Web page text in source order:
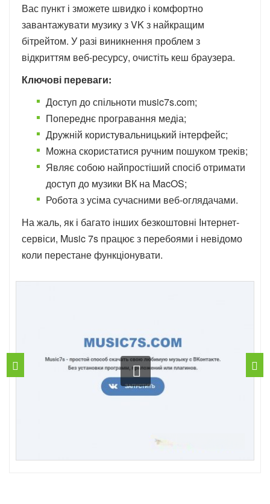
Вас пункт і зможете швидко і комфортно
завантажувати музику з VK з найкращим
бітрейтом. У разі виникнення проблем з
відкриттям веб-ресурсу, очистіть кеш браузера.
Ключові переваги:
Доступ до спільноти music7s.com;
Попереднє програвання медіа;
Дружній користувальницький інтерфейс;
Можна скористатися ручним пошуком треків;
Являє собою найпростіший спосіб отримати
доступ до музики ВК на MacOS;
Робота з усіма сучасними веб-оглядачами.
На жаль, як і багато інших безкоштовні Інтернет-
сервіси, Music 7s працює з перебоями і невідомо
коли перестане функціонувати.